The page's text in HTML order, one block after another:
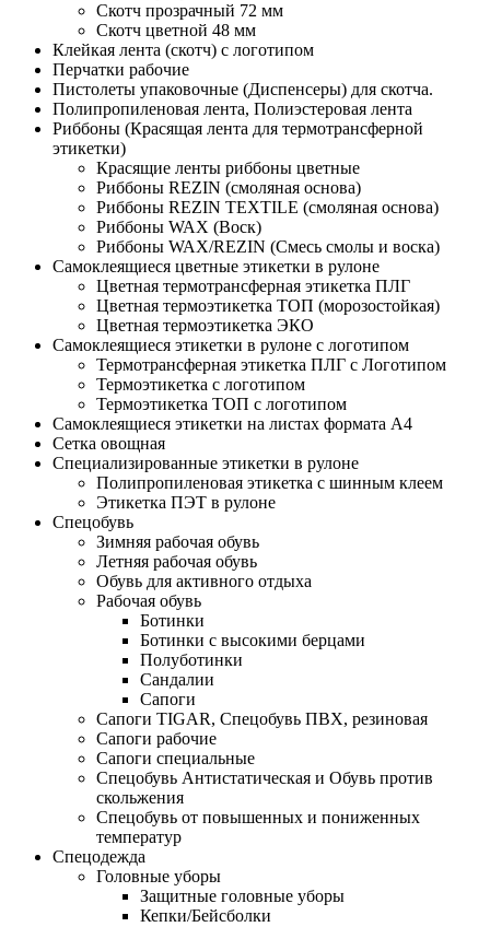
Скотч прозрачный 72 мм
Скотч цветной 48 мм
Клейкая лента (скотч) с логотипом
Перчатки рабочие
Пистолеты упаковочные (Диспенсеры) для скотча.
Полипропиленовая лента, Полиэстеровая лента
Риббоны (Красящая лента для термотрансферной
этикетки)
Красящие ленты риббоны цветные
Риббоны REZIN (смоляная основа)
Риббоны REZIN TEXTILE (смоляная основа)
Риббоны WAX (Воск)
Риббоны WAX/REZIN (Смесь смолы и воска)
Самоклеящиеся цветные этикетки в рулоне
Цветная термотрансферная этикетка ПЛГ
Цветная термоэтикетка ТОП (морозостойкая)
Цветная термоэтикетка ЭКО
Самоклеящиеся этикетки в рулоне с логотипом
Термотрансферная этикетка ПЛГ с Логотипом
Термоэтикетка с логотипом
Термоэтикетка ТОП с логотипом
Самоклеящиеся этикетки на листах формата А4
Сетка овощная
Специализированные этикетки в рулоне
Полипропиленовая этикетка с шинным клеем
Этикетка ПЭТ в рулоне
Спецобувь
Зимняя рабочая обувь
Летняя рабочая обувь
Обувь для активного отдыха
Рабочая обувь
Ботинки
Ботинки с высокими берцами
Полуботинки
Сандалии
Сапоги
Сапоги TIGAR, Спецобувь ПВХ, резиновая
Сапоги рабочие
Сапоги специальные
Спецобувь Антистатическая и Обувь против
скольжения
Спецобувь от повышенных и пониженных
температур
Спецодежда
Головные уборы
Защитные головные уборы
Кепки/Бейсболки